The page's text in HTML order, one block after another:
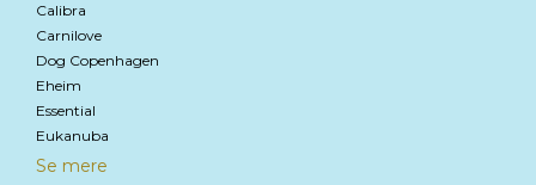
Calibra
Carnilove
Dog Copenhagen
Eheim
Essential
Eukanuba
Se mere